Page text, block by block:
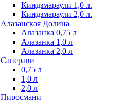
Киндзмараули 1,0 л.
Киндзмараули 2,0 л.
Алазанская Долина
Алазанка 0,75 л
Алазанка 1,0 л
Алазанка 2,0 л
Саперави
0,75 л
1,0 л
2,0 л
Пиросмани